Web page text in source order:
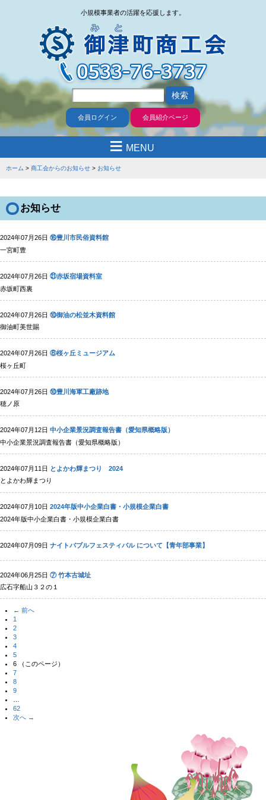
小規模事業者の活躍を応援します。
会員ログイン 会員紹介ページ
≡ MENU
ホーム 商工会からのお知らせ お知らせ
お知らせ
2024年07月26日 ⑯豊川市民俗資料館
一宮町豊
2024年07月26日 ㉑赤坂宿場資料室
赤坂町西裏
2024年07月26日 ⑩御油の松並木資料館
御油町美世賜
2024年07月26日 ⑧桜ヶ丘ミュージアム
桜ヶ丘町
2024年07月26日 ⑩豊川海軍工廠跡地
穂ノ原
2024年07月12日 中小企業景況調査報告書（愛知県概略版）
中小企業景況調査報告書（愛知県概略版）
2024年07月11日 とよかわ輝まつり​​​​​​​ 2024
とよかわ輝まつり​​​​​​​
2024年07月10日 2024年版中小企業白書・小規模企業白書
2024年版中小企業白書・小規模企業白書
2024年07月09日 ナイトバブルフェスティバル について【青年部事業】
2024年06月25日 ⑦ 竹本古城址
広石字船山３２の１
← 前へ
1
2
3
4
5
6
（このページ）
7
8
9
62
次へ →